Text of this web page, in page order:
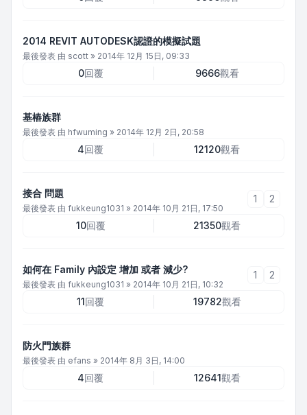
2014 REVIT AUTODESK認證的模擬試題
最後發表 由 scott » 2014年 12月 15日, 09:33
0回覆 9666觀看
基樁族群
最後發表 由 hfwuming » 2014年 12月 2日, 20:58
4回覆 12120觀看
接合 問題
最後發表 由 fukkeung1031 » 2014年 10月 21日, 17:50
1 2
10回覆 21350觀看
如何在 Family 內設定 增加 或者 減少?
最後發表 由 fukkeung1031 » 2014年 10月 21日, 10:32
1 2
11回覆 19782觀看
防火門族群
最後發表 由 efans » 2014年 8月 3日, 14:00
4回覆 12641觀看